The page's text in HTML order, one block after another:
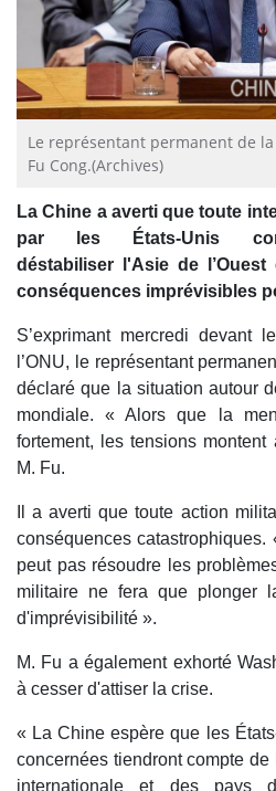
Le représentant permanent de
Fu Cong.(Archives)
La Chine a averti que toute
par les États-Unis
déstabiliser l'Asie de l’Ouest
conséquences imprévisibles
S’exprimant mercredi devant
l’ONU, le représentant
déclaré que la situation autour
mondiale. « Alors que la
fortement, les tensions
M. Fu.
Il a averti que toute action
conséquences
peut pas résoudre les
militaire ne fera que plonger
d'imprévisibilité ».
M. Fu a également exhorté
à cesser d'attiser la crise.
« La Chine espère que les
concernées tiendront compte
internationale et des pays